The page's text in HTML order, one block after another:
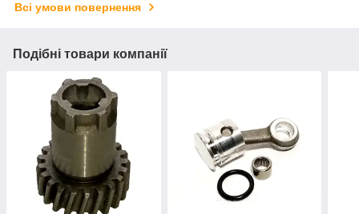
Всі умови повернення
Подібні товари компанії